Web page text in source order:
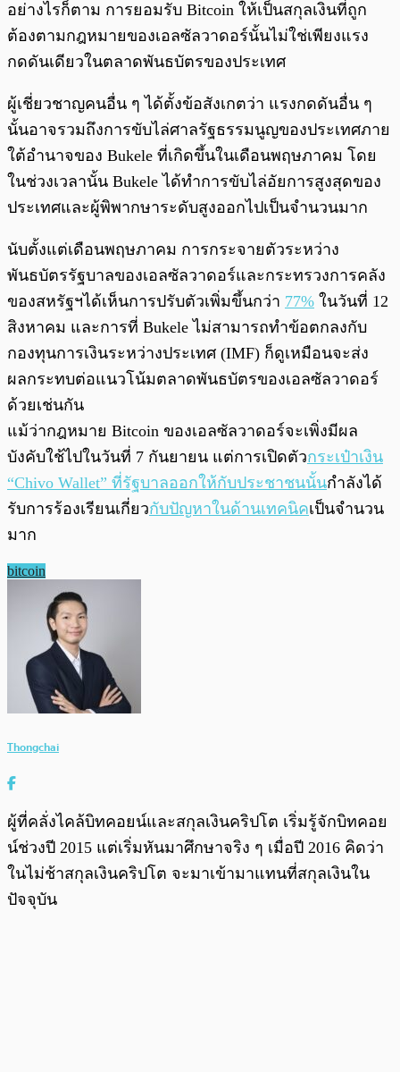
อย่างไรก็ตาม การยอมรับ Bitcoin ให้เป็นสกุลเงินที่ถูก
ต้องตามกฎหมายของเอลซัลวาดอร์นั้นไม่ใช่เพียงแรง
กดดันเดียวในตลาดพันธบัตรของประเทศ
ผู้เชี่ยวชาญคนอื่น ๆ ได้ตั้งข้อสังเกตว่า แรงกดดันอื่น ๆ
นั้นอาจรวมถึงการขับไล่ศาลรัฐธรรมนูญของประเทศภาย
ใต้อำนาจของ Bukele ที่เกิดขึ้นในเดือนพฤษภาคม โดย
ในช่วงเวลานั้น Bukele ได้ทำการขับไล่อัยการสูงสุดของ
ประเทศและผู้พิพากษาระดับสูงออกไปเป็นจำนวนมาก
นับตั้งแต่เดือนพฤษภาคม การกระจายตัวระหว่าง
พันธบัตรรัฐบาลของเอลซัลวาดอร์และกระทรวงการคลัง
ของสหรัฐฯได้เห็นการปรับตัวเพิ่มขึ้นกว่า 77% ในวันที่ 12
สิงหาคม และการที่ Bukele ไม่สามารถทำข้อตกลงกับ
กองทุนการเงินระหว่างประเทศ (IMF) ก็ดูเหมือนจะส่ง
ผลกระทบต่อแนวโน้มตลาดพันธบัตรของเอลซัลวาดอร์
ด้วยเช่นกัน
แม้ว่ากฎหมาย Bitcoin ของเอลซัลวาดอร์จะเพิ่งมีผล
บังคับใช้ไปในวันที่ 7 กันยายน แต่การเปิดตัวกระเป๋าเงิน
“Chivo Wallet” ที่รัฐบาลออกให้กับประชาชนนั้นกำลังได้
รับการร้องเรียนเกี่ยวกับปัญหาในด้านเทคนิคเป็นจำนวน
มาก
bitcoin
Thongchai
ผู้ที่คลั่งไคล้บิทคอยน์และสกุลเงินคริปโต เริ่มรู้จักบิทคอย
น์ช่วงปี 2015 แต่เริ่มหันมาศึกษาจริง ๆ เมื่อปี 2016 คิดว่า
ในไม่ช้าสกุลเงินคริปโต จะมาเข้ามาแทนที่สกุลเงินใน
ปัจจุบัน